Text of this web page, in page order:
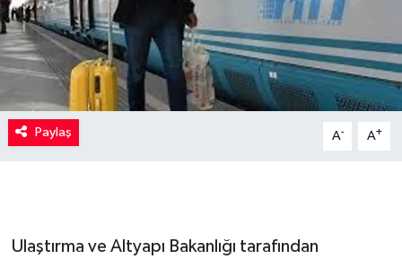
Paylaş A- A+
Ulaştırma ve Altyapı Bakanlığı tarafından